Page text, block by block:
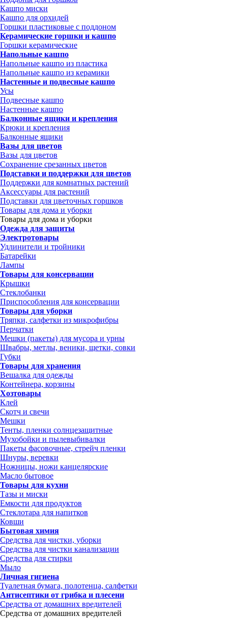
Кашпо миски
Кашпо для орхидей
Горшки пластиковые с поддоном
Керамические горшки и кашпо
Горшки керамические
Напольные кашпо
Напольные кашпо из пластика
Напольные кашпо из керамики
Настенные и подвесные кашпо
Усы
Подвесные кашпо
Настенные кашпо
Балконные ящики и крепления
Крюки и крепления
Балконные ящики
Вазы для цветов
Вазы для цветов
Сохранение срезанных цветов
Подставки и поддержки для цветов
Поддержки для комнатных растений
Аксессуары для растений
Подставки для цветочных горшков
Товары для дома и уборки
Товары для дома и уборки
Одежда для защиты
Электротовары
Удлинители и тройники
Батарейки
Лампы
Товары для консервации
Крышки
Стеклобанки
Приспособления для консервации
Товары для уборки
Тряпки, салфетки из микрофибры
Перчатки
Мешки (пакеты) для мусора и урны
Швабры, метлы, веники, щетки, совки
Губки
Товары для хранения
Вешалка для одежды
Контейнера, корзины
Хозтовары
Клей
Скотч и свечи
Мешки
Тенты, пленки солнцезащитные
Мухобойки и пылевыбивалки
Пакеты фасовочные, стрейч пленки
Шнуры, веревки
Ножницы, ножи канцелярские
Масло бытовое
Товары для кухни
Тазы и миски
Емкости для продуктов
Стеклотара для напитков
Ковши
Бытовая химия
Средства для чистки, уборки
Средства для чистки канализации
Средства для стирки
Мыло
Личная гигиена
Туалетная бумага, полотенца, салфетки
Антисептики от грибка и плесени
Средства от домашних вредителей
Средства от домашних вредителей